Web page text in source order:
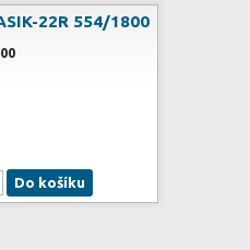
22R 554/1800
Do košíku